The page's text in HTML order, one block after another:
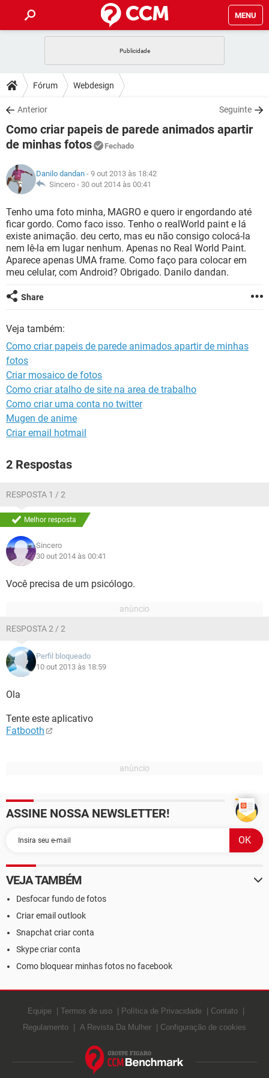
MENU
CELULAR
OUTLOOK
INSTAGRAM GMAIL
GUIA DE COMPRAS
DICAS
JOGOS
OUTLOOK
GUIA DE COMPRAS
DOWNLOADS
JOGOS WHATSAPP
CELULAR
OUTLOOK EXCEL
INSTAGRAM
GUIA DE COMPRAS
FÓRUM
CELULAR FACEBOOK
INSTAGRAM GMAIL
GUIA DE COMPRAS
GLOSSÁRIO
JOGOS
CELULAR FACEBOOK
OUTLOOK EXCEL
INSTAGRAM GMAIL
GUIA DE COMPRAS
Fórum Webdesign
Anterior Seguinte
Como criar papeis de parede animados apartir
de minhas fotos
Fechado
Danilo dandan - 9 out 2013 às 18:42
Sincero - 30 out 2014 às 00:41
Tenho uma foto minha, MAGRO e quero ir engordando até
ficar gordo. Como faco isso. Tenho o realWorld paint e lá
existe animação. deu certo, mas eu não consigo colocá-la
nem lê-la em lugar nenhum. Apenas no Real World Paint.
Aparece apenas UMA frame. Como faço para colocar em
meu celular, com Android? Obrigado. Danilo dandan.
Share
Veja também:
Como criar papeis de parede animados apartir de minhas
fotos
Criar mosaico de fotos
Como criar atalho de site na area de trabalho
Como criar uma conta no twitter
Mugen de anime
Criar email hotmail
2 Respostas
RESPOSTA 1 / 2
Melhor resposta
Sincero
30 out 2014 às 00:41
Você precisa de um psicólogo.
RESPOSTA 2 / 2
Perfil bloqueado
10 out 2013 às 18:59
Ola
Tente este aplicativo
Fatbooth
ASSINE NOSSA NEWSLETTER!
VEJA TAMBÉM
Desfocar fundo de fotos
Criar email outlook
Snapchat criar conta
Skype criar conta
Como bloquear minhas fotos no facebook
Equipe Termos de uso Política de Privacidade
Contato
Regulamento
A Revista Da Mulher Configuração de cookies